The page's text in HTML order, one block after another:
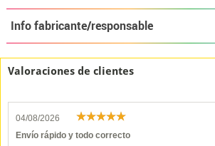
Info fabricante/responsable
Valoraciones de clientes
04/08/2026
Envío rápido y todo correcto